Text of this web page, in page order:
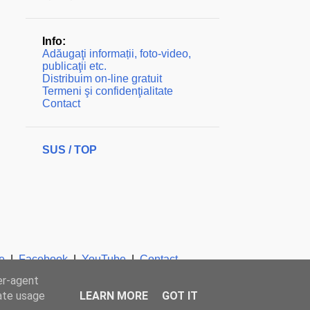
Info:
Adăugaţi informații, foto-video,
publicaţii etc.
Distribuim on-line gratuit
Termeni şi confidenţialitate
Contact
SUS / TOP
|Facebook|YouTube|Contact
agent
usage
LEARN MORE GOT IT